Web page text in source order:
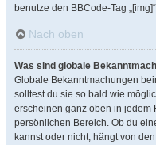
benutze den BBCode-Tag
Nach oben
Was sind globale
Globale Bekanntmachungen
solltest du sie so bald wie
erscheinen ganz oben in jedem
persönlichen Bereich. Ob du
kannst oder nicht, hängt von